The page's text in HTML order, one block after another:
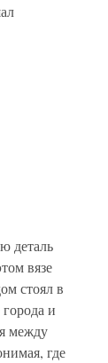
деталь
вязе
стоял в
и
между
где